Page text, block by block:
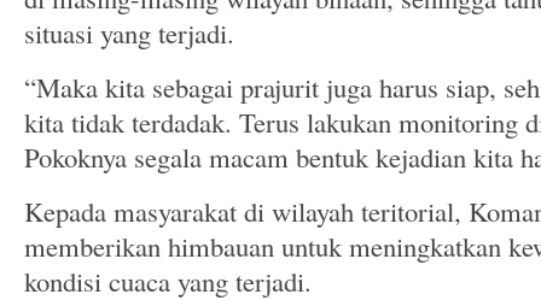
situasi yang terjadi.
“Maka kita sebagai prajurit juga harus siap,
kita tidak terdadak. Terus lakukan monitoring
Pokoknya segala macam bentuk kejadian kita
Kepada masyarakat di wilayah teritorial,
memberikan himbauan untuk meningkatkan
kondisi cuaca yang terjadi.